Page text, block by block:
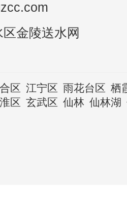
金陵送水网
区 江宁区 雨花台区 栖
区 玄武区 仙林 仙林湖